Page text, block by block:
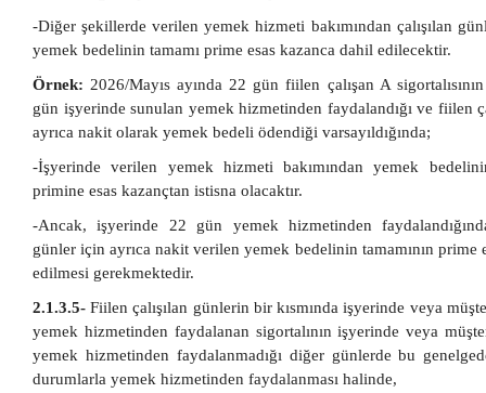
-Diğer şekillerde verilen yemek hizmeti bakımından çalışılan
yemek bedelinin tamamı prime esas kazanca dahil edilecektir.
Örnek: 2026/Mayıs ayında 22 gün fiilen çalışan A
gün işyerinde sunulan yemek hizmetinden faydalandığı ve fiilen
ayrıca nakit olarak yemek bedeli ödendiği varsayıldığında;
-İşyerinde verilen yemek hizmeti bakımından yemek
primine esas kazançtan istisna olacaktır.
-Ancak, işyerinde 22 gün yemek hizmetinden
günler için ayrıca nakit verilen yemek bedelinin tamamının prime
edilmesi gerekmektedir.
2.1.3.5- Fiilen çalışılan günlerin bir kısmında işyerinde veya
yemek hizmetinden faydalanan sigortalının işyerinde veya
yemek hizmetinden faydalanmadığı diğer günlerde bu
durumlarla yemek hizmetinden faydalanması halinde,